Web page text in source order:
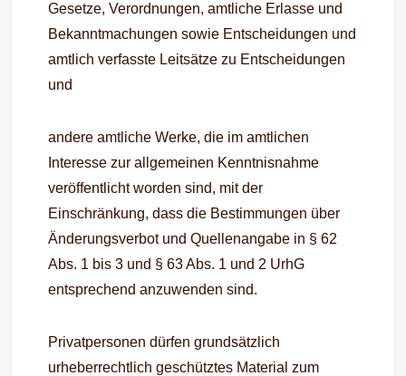
Gesetze, Verordnungen, amtliche Erlasse und
Bekanntmachungen sowie Entscheidungen und
amtlich verfasste Leitsätze zu Entscheidungen
und
andere amtliche Werke, die im amtlichen
Interesse zur allgemeinen Kenntnisnahme
veröffentlicht worden sind, mit der
Einschränkung, dass die Bestimmungen über
Änderungsverbot und Quellenangabe in § 62
Abs. 1 bis 3 und § 63 Abs. 1 und 2 UrhG
entsprechend anzuwenden sind.
Privatpersonen dürfen grundsätzlich
urheberrechtlich geschütztes Material zum